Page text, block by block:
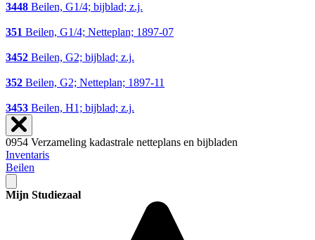
3448 Beilen, G1/4; bijblad; z.j.
351 Beilen, G1/4; Netteplan; 1897-07
3452 Beilen, G2; bijblad; z.j.
352 Beilen, G2; Netteplan; 1897-11
3453 Beilen, H1; bijblad; z.j.
0954 Verzameling kadastrale netteplans en bijbladen
Inventaris
Beilen
Mijn Studiezaal